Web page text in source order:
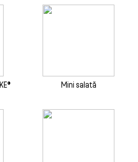
Mini salată